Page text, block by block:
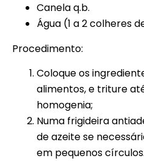
Canela q.b.
Água (1 a 2 colheres
Procedimento:
Coloque os
alimentos, e triture
homogenia;
Numa frigideira
de azeite se
em pequenos